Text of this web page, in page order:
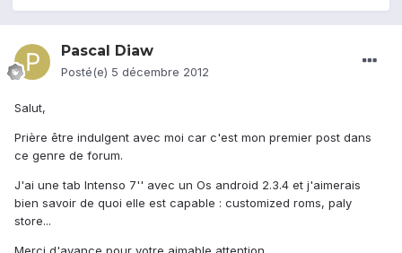
Pascal Diaw
Posté(e) 5 décembre 2012
Salut,
Prière être indulgent avec moi car c'est mon premier post dans
ce genre de forum.
J'ai une tab Intenso 7'' avec un Os android 2.3.4 et j'aimerais
bien savoir de quoi elle est capable : customized roms, paly
store...